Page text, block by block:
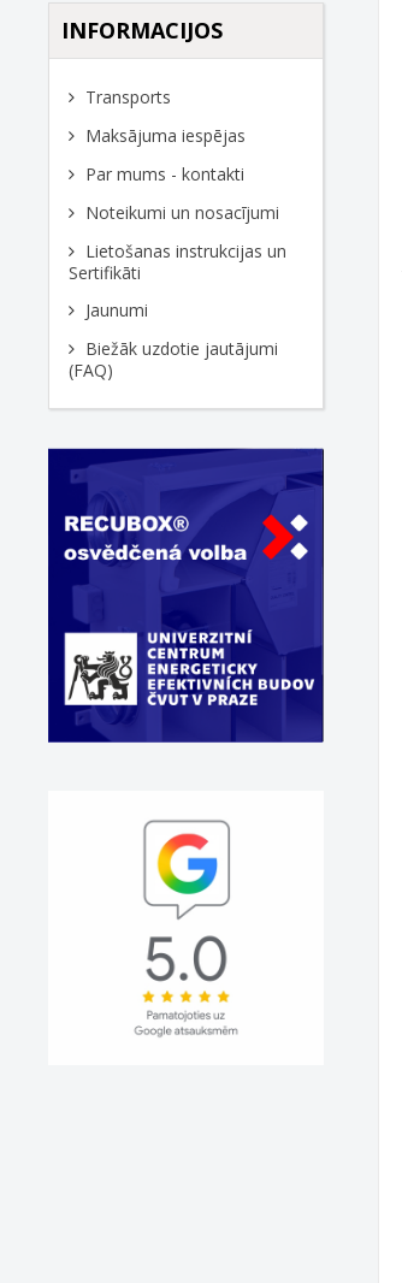
INFORMACIJOS
Transports
Maksājuma iespējas
Par mums - kontakti
Noteikumi un nosacījumi
Lietošanas instrukcijas un
Sertifikāti
Jaunumi
Biežāk uzdotie jautājumi
(FAQ)